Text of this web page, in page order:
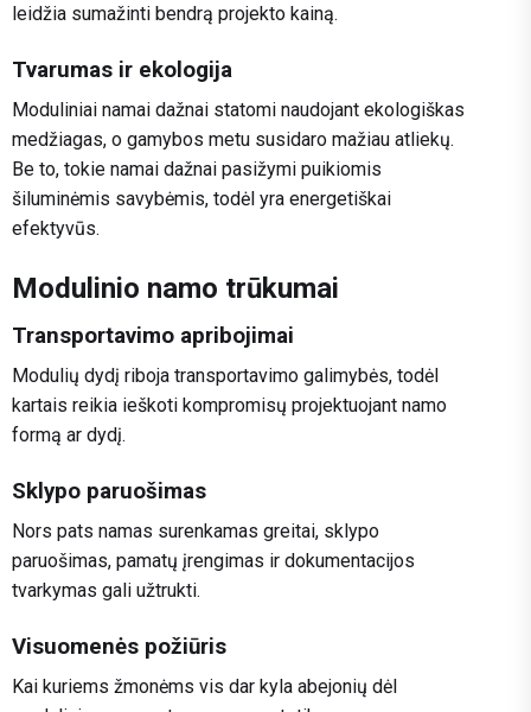
leidžia sumažinti bendrą projekto kainą.
Tvarumas ir ekologija
Moduliniai namai dažnai statomi naudojant ekologiškas
medžiagas, o gamybos metu susidaro mažiau atliekų.
Be to, tokie namai dažnai pasižymi puikiomis
šiluminėmis savybėmis, todėl yra energetiškai
efektyvūs.
Modulinio namo trūkumai
Transportavimo apribojimai
Modulių dydį riboja transportavimo galimybės, todėl
kartais reikia ieškoti kompromisų projektuojant namo
formą ar dydį.
Sklypo paruošimas
Nors pats namas surenkamas greitai, sklypo
paruošimas, pamatų įrengimas ir dokumentacijos
tvarkymas gali užtrukti.
Visuomenės požiūris
Kai kuriems žmonėms vis dar kyla abejonių dėl